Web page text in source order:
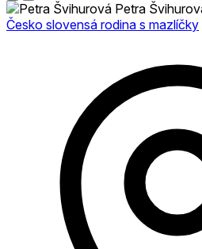
Petra
Česko slovensá rodina s mazlíčky